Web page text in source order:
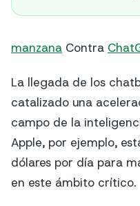
manzana Contra
La llegada de los
catalizado una
campo de la
Apple, por ejemplo,
dólares por día para
en este ámbito crítico.